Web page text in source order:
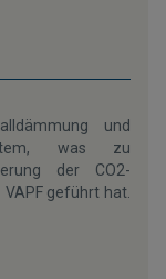
und
was zu
der CO2-
geführt hat.